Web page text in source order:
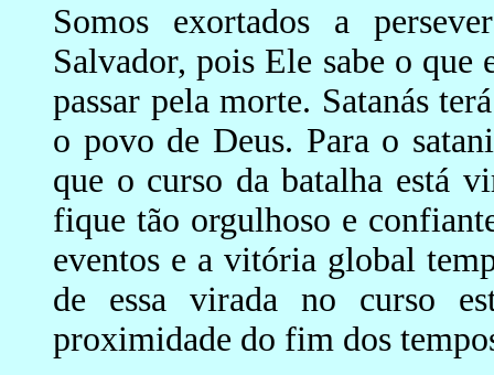
Somos exortados a
Salvador, pois Ele sabe o que
passar pela morte. Satanás
o povo de Deus. Para o
que o curso da batalha está
fique tão orgulhoso e
eventos e a vitória global
de essa virada no curso
proximidade do fim dos